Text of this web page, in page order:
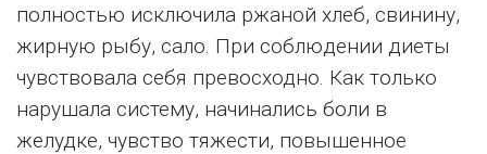
полностью исключила ржаной хлеб, свинину,
жирную рыбу, сало. При соблюдении диеты
чувствовала себя превосходно. Как только
нарушала систему, начинались боли в
желудке, чувство тяжести, повышенное